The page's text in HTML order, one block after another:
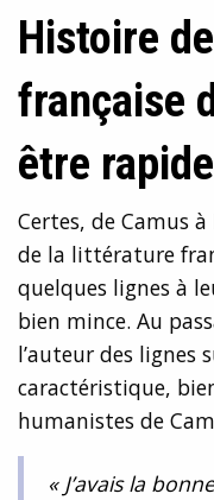
Histoire
française
être
Certes, de Camus
de la littérature
quelques lignes à
bien mince. Au
l’auteur des lignes
caractéristique,
humanistes de
« J’avais la